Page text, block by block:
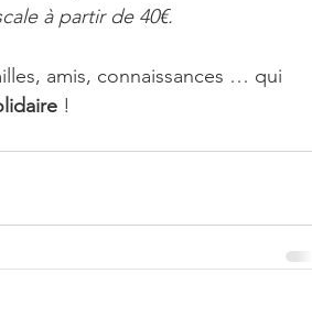
à partir de 40€.
amis, connaissances … qui
!